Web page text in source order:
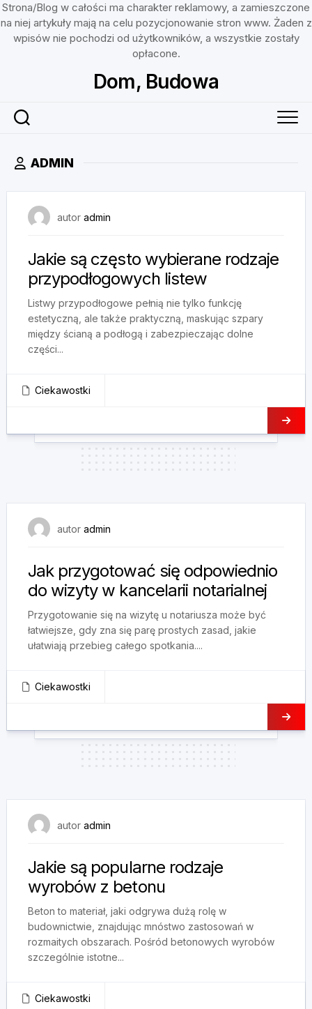
Strona/Blog w całości ma charakter reklamowy, a zamieszczone
na niej artykuły mają na celu pozycjonowanie stron www. Żaden z
wpisów nie pochodzi od użytkowników, a wszystkie zostały
opłacone.
Dom, Budowa
ADMIN
autor admin
Jakie są często wybierane rodzaje
przypodłogowych listew
Listwy przypodłogowe pełnią nie tylko funkcję
estetyczną, ale także praktyczną, maskując szpary
między ścianą a podłogą i zabezpieczając dolne
części...
Ciekawostki
autor admin
Jak przygotować się odpowiednio
do wizyty w kancelarii notarialnej
Przygotowanie się na wizytę u notariusza może być
łatwiejsze, gdy zna się parę prostych zasad, jakie
ułatwiają przebieg całego spotkania....
Ciekawostki
autor admin
Jakie są popularne rodzaje
wyrobów z betonu
Beton to materiał, jaki odgrywa dużą rolę w
budownictwie, znajdując mnóstwo zastosowań w
rozmaitych obszarach. Pośród betonowych wyrobów
szczególnie istotne...
Ciekawostki